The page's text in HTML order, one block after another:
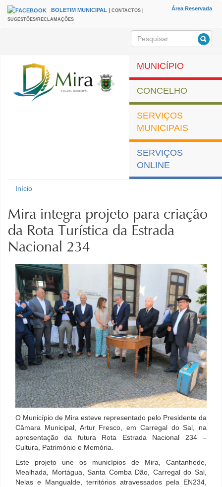
Passar para o conteúdo principal
HEADER
BOLETIM MUNICIPAL | CONTACTOS |
SUGESTÕES/RECLAMAÇÕES
secundário
Área Reservada
Formulário de
pesquisa
Pesquisar
MUNICÍPIO
CONCELHO
SERVIÇOS
MUNICIPAIS
SERVIÇOS
ONLINE
Início
Mira integra projeto para criação
da Rota Turística da Estrada
Nacional 234
O Município de Mira esteve representado pelo Presidente da
Câmara Municipal, Artur Fresco, em Carregal do Sal, na
apresentação da futura Rota Estrada Nacional 234 –
Cultura, Património e Memória.
Este projeto une os municípios de Mira, Cantanhede,
Mealhada, Mortágua, Santa Comba Dão, Carregal do Sal,
Nelas e Mangualde, territórios atravessados pela EN234,